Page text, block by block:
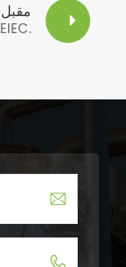
مقبل
تدعوك Coolworks بصدق لحضور معرض EIEC.